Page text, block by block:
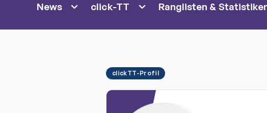
News click-TT Ranglisten &
clickTT-Profil